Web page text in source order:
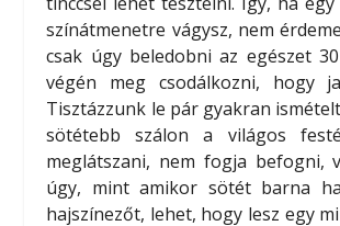
színátmenetre vágysz, nem
csak úgy beledobni az egészet
végén meg csodálkozni, hogy
Tisztázzunk le pár gyakran
sötétebb szálon a világos
meglátszani, nem fogja befogni,
úgy, mint amikor sötét barna
hajszínezőt, lehet, hogy lesz egy